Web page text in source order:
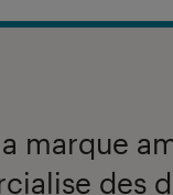
marque
des